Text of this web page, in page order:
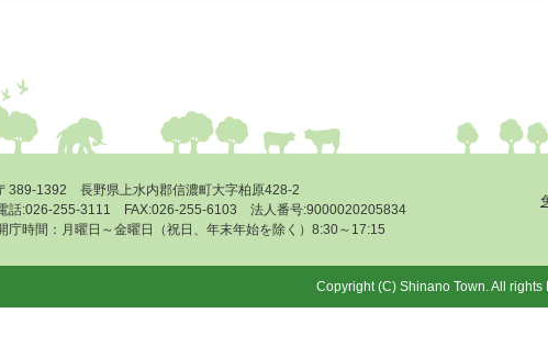
389-1392 長野県上水内郡信濃町大字柏原428-2
話:026-255-3111 FAX:026-255-6103 法人番号:9000020205834
庁時間：月曜日～金曜日（祝日、年末年始を除く）8:30～17:15
Copyright (C) Shinano Town. All rights